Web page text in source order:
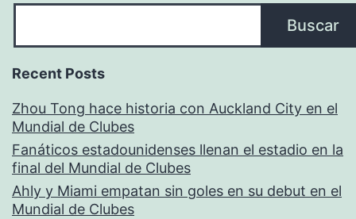
Buscar
Recent Posts
Zhou Tong hace historia con Auckland City en el
Mundial de Clubes
Fanáticos estadounidenses llenan el estadio en la
final del Mundial de Clubes
Ahly y Miami empatan sin goles en su debut en el
Mundial de Clubes